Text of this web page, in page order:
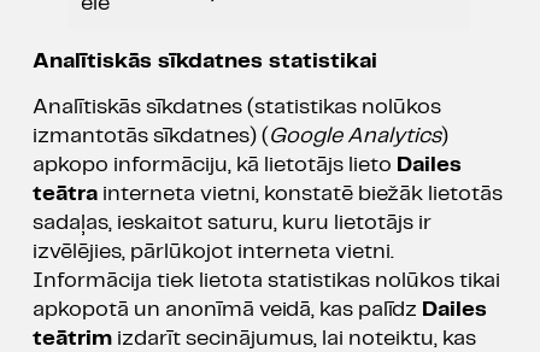
Analītiskās sīkdatnesstatistikai
Analītiskās sīkdatnes (statistikas nolūkos
izmantotās sīkdatnes) ( Google Analytics)
apkopo informāciju, kā lietotājs lieto Dailes
teātrainterneta vietni, konstatē biežāk lietotās
sadaļas, ieskaitot saturu, kuru lietotājs ir
izvēlējies, pārlūkojot interneta vietni.
Informācija tiek lietota statistikas nolūkos tikai
apkopotā un anonīmā veidā, kas palīdz Dailes
teātrimizdarīt secinājumus, lai noteiktu, kas